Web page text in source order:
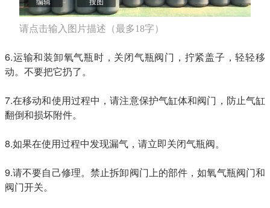
请点击输入图片描述（最多18字）
6.运输和装卸氧气瓶时，关闭气瓶阀门，拧紧盖子，轻轻移
动。不要把它扔了。
7.在移动和使用过程中，请注意保护气缸体和阀门，防止气缸
翻倒和损坏附件。
8.如果在使用过程中发现漏气，请立即关闭气瓶阀。
9.请不要自己修理。禁止拆卸阀门上的部件，如氧气瓶阀门和
阀门开关。